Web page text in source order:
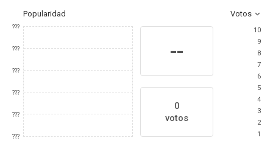
Popularidad Votos
???
???
???
???
???
???
--
0
votos
10
9
8
7
6
5
4
3
2
1